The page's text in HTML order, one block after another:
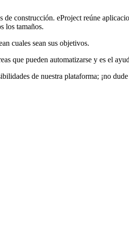
construcción. eProject reúne
los tamaños.
cuales sean sus objetivos.
que pueden automatizarse y es el
de nuestra plataforma; ¡no